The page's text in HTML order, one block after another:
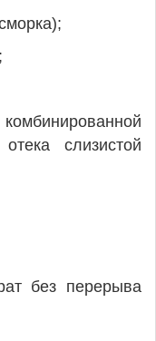
слизистой
без перерыва